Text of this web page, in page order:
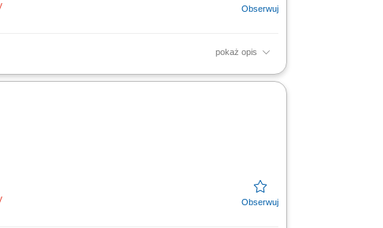
pokaż opis
sklepów zgodnie z wytycznymi i rysunkiem